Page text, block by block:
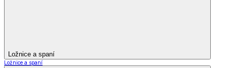
Ložnice a spaní
Ložnice a spaní